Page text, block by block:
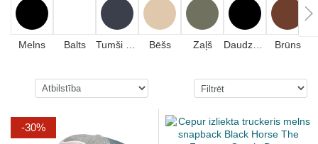
Melns Balts Bēšs Zaļš Brūns
-30%